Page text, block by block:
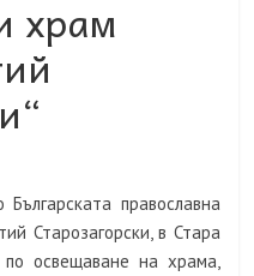
храм
православна
Старозагорски, в Стара
освещаване на храма,